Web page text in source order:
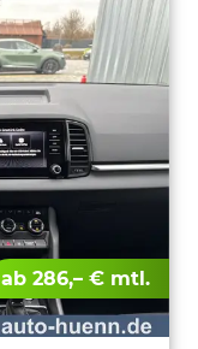
ab 286,– € mtl.